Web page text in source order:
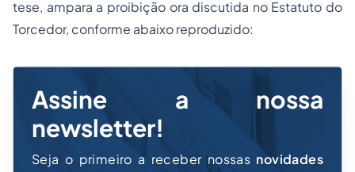
tese, ampara a proibição ora discutida no Estatuto do
Torcedor, conforme abaixo reproduzido:
Assine a nossa
newsletter!
Seja o primeiro a receber nossas novidades